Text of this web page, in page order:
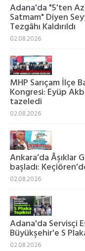
Adana'da "5'ten
Satmam" Diyen
Tezgâhı Kaldırıldı
02.08.2026
MHP Sarıçam İlçe
Kongresi: Eyüp
tazeledi
02.08.2026
Ankara’da Âşıklar
başladı:
02.08.2026
Adana'da Servisçi
Büyükşehir'e S
02.08.2026